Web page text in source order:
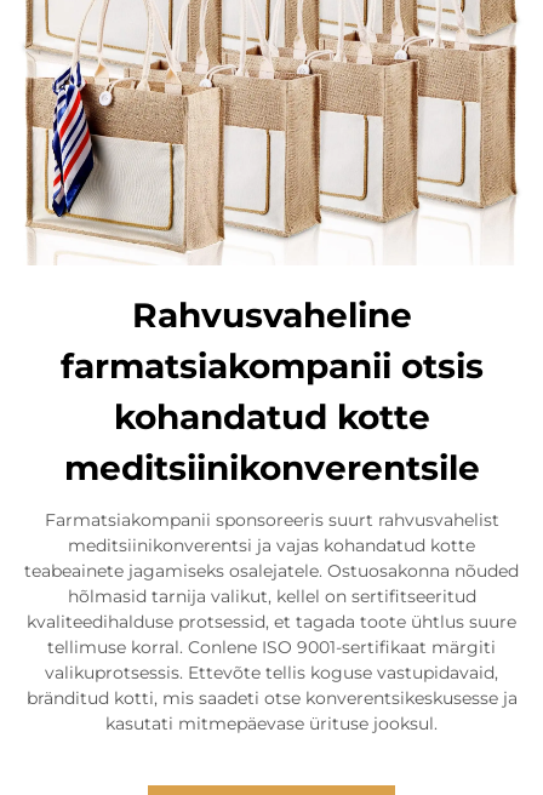
Rahvusvaheline
farmatsiakompanii otsis
kohandatud kotte
meditsiinikonverentsile
Farmatsiakompanii sponsoreeris suurt rahvusvahelist
meditsiinikonverentsi ja vajas kohandatud kotte
teabeainete jagamiseks osalejatele. Ostuosakonna nõuded
hõlmasid tarnija valikut, kellel on sertifitseeritud
kvaliteedihalduse protsessid, et tagada toote ühtlus suure
tellimuse korral. Conlene ISO 9001-sertifikaat märgiti
valikuprotsessis. Ettevõte tellis koguse vastupidavaid,
bränditud kotti, mis saadeti otse konverentsikeskusesse ja
kasutati mitmepäevase ürituse jooksul.